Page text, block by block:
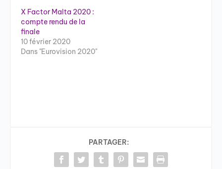
X Factor Malta 2020 :
compte rendu de la
finale
10 février 2020
Dans "Eurovision 2020"
PARTAGER: